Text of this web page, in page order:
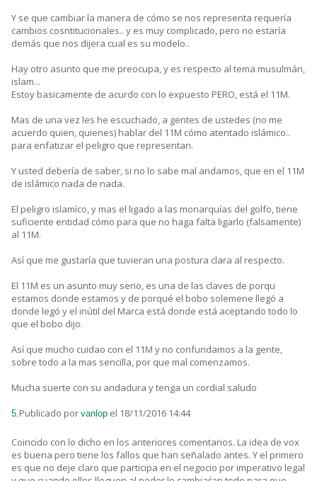
Y se que cambiar la manera de cómo se nos representa requería
cambios cosntitucionales.. y es muy complicado, pero no estaría
demás que nos dijera cual es su modelo..
Hay otro asunto que me preocupa, y es respecto al tema musulmán,
islam...
Estoy basicamente de acurdo con lo expuesto PERO, está el 11M.
Mas de una vez les he escuchado, a gentes de ustedes (no me
acuerdo quien, quienes) hablar del 11M cómo atentado islámico..
para enfatizar el peligro que representan.
Y usted debería de saber, si no lo sabe mal andamos, que en el 11M
de islámico nada de nada.
El peligro islamíco, y mas el ligado a las monarquías del golfo, tiene
suficiente entidad cómo para que no haga falta ligarlo (falsamente)
al 11M.
Así que me gustaría que tuvieran una postura clara al respecto.
El 11M es un asunto muy serio, es una de las claves de porqu
estamos donde estamos y de porqué el bobo solemene llegó a
donde legó y el inútil del Marca está donde está aceptando todo lo
que el bobo dijo.
Así que mucho cuidao con el 11M y no confundamos a la gente,
sobre todo a la mas sencilla, por que mal comenzamos.
Mucha suerte con su andadura y tenga un cordial saludo
5.Publicado por vanlop el 18/11/2016 14:44
Coincido con lo dicho en los anteriores comentarios. La idea de vox
es buena pero tiene los fallos que han señalado antes. Y el primero
es que no deje claro que participa en el negocio por imperativo legal